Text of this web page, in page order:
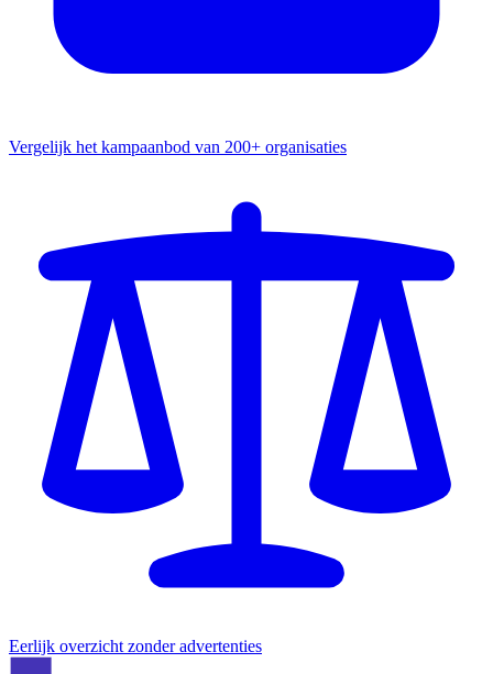
Vergelijk het kampaanbod van 200+ organisaties
Eerlijk overzicht zonder advertenties